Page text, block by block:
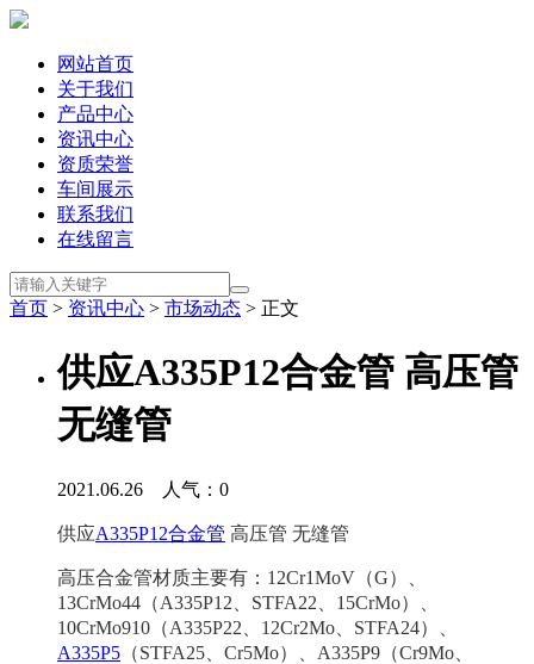
网站首页
关于我们
产品中心
资讯中心
资质荣誉
车间展示
联系我们
在线留言
首页 > 资讯中心 > 市场动态 > 正文
供应A335P12合金管 高压管
无缝管
2021.06.26 人气： 0
供应A335P12合金管 高压管 无缝管
高压合金管材质主要有：12Cr1MoV（G）、
13CrMo44（A335P12、STFA22、15CrMo）、
10CrMo910（A335P22、12Cr2Mo、STFA24）、
A335P5 （STFA25、Cr5Mo）、A335P9（Cr9Mo、